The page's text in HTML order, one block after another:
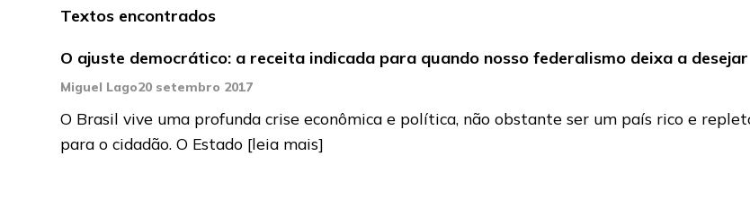
Textos encontrados
O ajuste democrático: a receita indicada para quando nosso federalismo deixa a desejar
Miguel Lago20 setembro 2017
O Brasil vive uma profunda crise econômica e política, não obstante ser um país rico e
para o cidadão. O Estado [leia mais]